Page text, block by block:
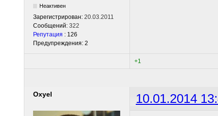
Неактивен
Зарегистрирован: 20.03.2011
Сообщений: 322
Репутация : 126
Предупреждения: 2
+1
Oxyel 10.01.2014